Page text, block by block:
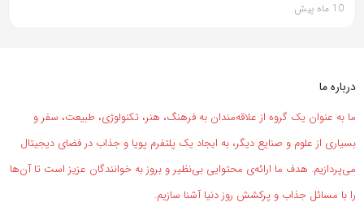
10 ماه پیش
درباره ما
ما به عنوان یک گروه از علاقه‌مندان به فرهنگ، هنر، تکنولوژی، طبیعت، سفر و
بسیاری از علوم و صنایع دیگر، به ایجاد یک پلتفرم پویا و جذاب در فضای دیجیتال
می‌پردازیم. هدف ما ارائه‌ی محتوایی بی‌نظیر و بروز به خوانندگان عزیز است تا آن‌ها
را با مسائل جذاب و پرکشش روز دنیا آشنا سازیم.